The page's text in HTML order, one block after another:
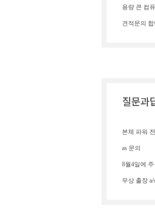
용량 큰 컴
견적문의 합
질문과
본체 파워
as 문의
무상 출장